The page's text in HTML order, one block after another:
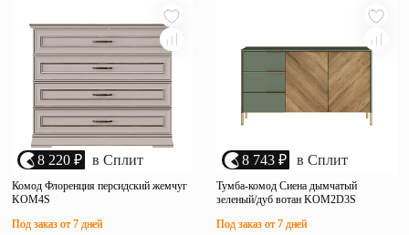
8 220 ₽ в Сплит
Комод Флоренция персидский жемчуг
KOM4S
Под заказ от 7 дней
8 743 ₽ в Сплит
Тумба-комод Сиена дымчатый
зеленый/дуб вотан KOM2D3S
Под заказ от 7 дней